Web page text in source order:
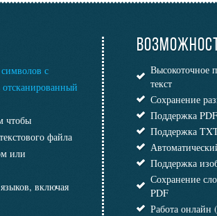
с
чтобы
файла
или
включая
Высокоточное
текст
Сохранение
Поддержка
Поддержка
Поддержка
Сохранение
PDF
Работа онлайн